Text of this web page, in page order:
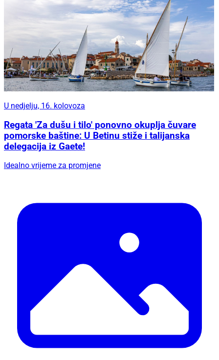
U nedjelju, 16. kolovoza
Regata 'Za dušu i tilo' ponovno okuplja čuvare
pomorske baštine: U Betinu stiže i talijanska
delegacija iz Gaete!
Idealno vrijeme za promjene